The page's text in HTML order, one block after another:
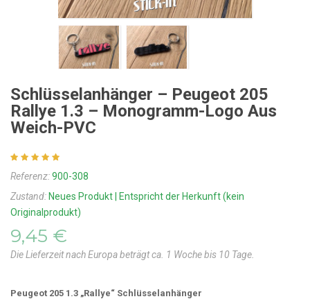
Schlüsselanhänger – Peugeot 205
Rallye 1.3 – Monogramm-Logo Aus
Weich-PVC
Referenz:900-308
Zustand: Neues Produkt | Entspricht der Herkunft (kein
Originalprodukt)
9,45 €
Die Lieferzeit nach Europa beträgt ca. 1 Woche bis 10 Tage.
Peugeot 205 1.3 „Rallye“ Schlüsselanhänger